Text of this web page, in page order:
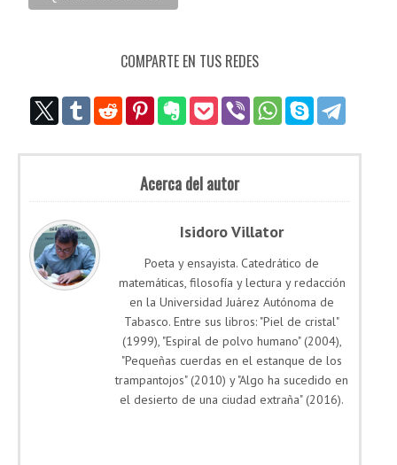
COMPARTE EN TUS REDES
Acerca del autor
Isidoro Villator
Poeta y ensayista. Catedrático de
matemáticas, filosofía y lectura y redacción
en la Universidad Juárez Autónoma de
Tabasco. Entre sus libros: "Piel de cristal"
(1999), "Espiral de polvo humano" (2004),
"Pequeñas cuerdas en el estanque de los
trampantojos" (2010) y "Algo ha sucedido en
el desierto de una ciudad extraña" (2016).